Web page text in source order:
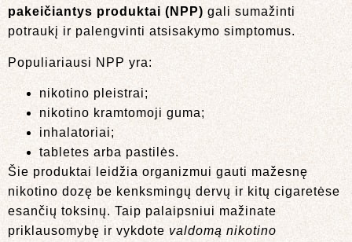
pakeičiantys produktai (NPP) gali sumažinti
potraukį ir palengvinti atsisakymo simptomus.
Populiariausi NPP yra:
nikotino pleistrai;
nikotino kramtomoji guma;
inhalatoriai;
tabletes arba pastilės.
Šie produktai leidžia organizmui gauti mažesnę
nikotino dozę be kenksmingų dervų ir kitų cigaretėse
esančių toksinų. Taip palaipsniui mažinate
priklausomybę ir vykdote valdomą nikotino